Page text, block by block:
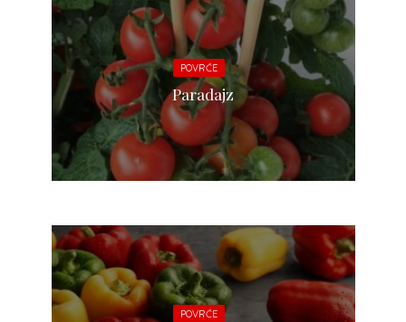
POVRĆE
Paradajz
POVRĆE